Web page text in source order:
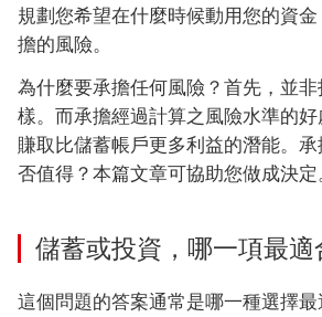
規劃您希望在什麼時候動用您的資
擔的風險。
為什麼要承擔任何風險？首先，並
樣。而承擔經過計算之風險水準的
賺取比儲蓄帳戶更多利益的潛能。
否值得？本篇文章可協助您做成決定
儲蓄或投資，哪一項最適
這個問題的答案通常是哪一種選擇